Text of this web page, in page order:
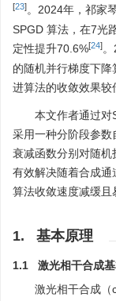
[23]。2024年，祁家
SPGD 算法，在7光
定性提升70.6%[24]
的随机并行梯度下
进算法的收敛效果较
本文作者通过对
采用一种分阶段参数
衰减函数分别对随机
有效解决随着合成
算法收敛速度减缓且
1. 基本原理
1.1 激光相干合成
激光相干合成